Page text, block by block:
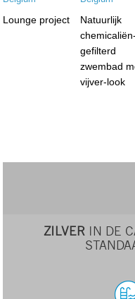
Lounge project
Natuurlijk
gefilterd
zwembad
vijver-look
ZILVER IN DE